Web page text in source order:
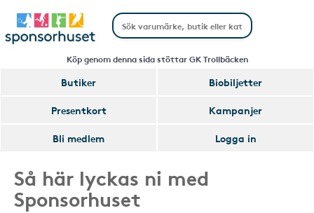
Köp genom denna sida stöttar GK Trollbäcken
Butiker
Biobiljetter
Presentkort
Kampanjer
Bli medlem
Logga in
Så här lyckas ni med
Sponsorhuset